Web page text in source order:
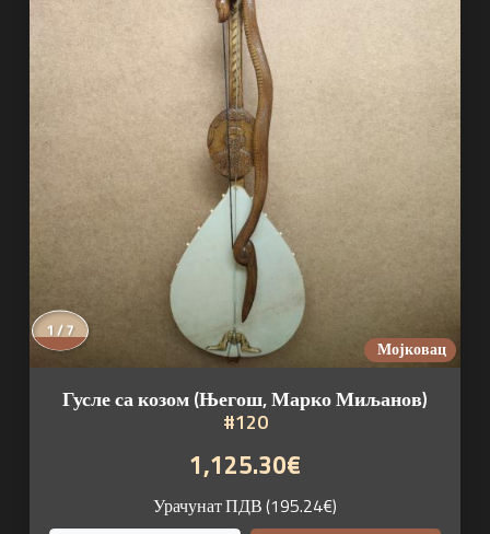
Мојковац
2 / 7
Гусле са козом (Његош, Марко Миљанов)
#120
1,125.30€
Урачунат ПДВ (195.24€)